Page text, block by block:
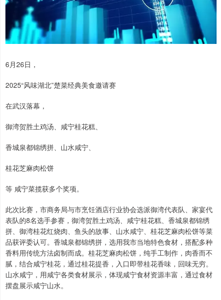
6月26日，
2025“风味湖北”楚菜经典美食邀请赛
在武汉落幕，
御湾贺胜土鸡汤、咸宁桂花糕、
香城泉都锦绣拼、山水咸宁、
桂花芝麻肉松饼
等 咸宁菜揽获多个奖项。
此次比赛，市商务局与市烹饪酒店行业协会选派御湾代表队、家宴代
表队的8名选手参赛，御湾贺胜土鸡汤、咸宁桂花糕、香城泉都锦绣
拼、御湾桂花红烧肉、鱼头的故事、山水咸宁、桂花芝麻肉松饼等菜
品获评委认可。香城泉都锦绣拼，选用我市当地特色食材，搭配多种
香料用传统方法卤制而成。桂花芝麻肉松饼，纯手工制作，肉香而不
腻，结合咸宁桂花，通过桂花提香，入口即带桂花香味，回味无穷。
山水咸宁，用咸宁各类食材展示，体现咸宁食材资源丰富，通过食材
摆盘展示咸宁山水。